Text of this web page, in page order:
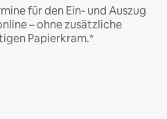
für den Ein- und Auszug
– ohne zusätzliche
Papierkram.*